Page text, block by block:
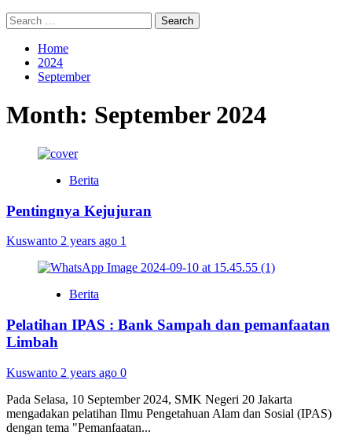
Search
for:
Home
2024
September
Month: September 2024
Berita
Pentingnya Kejujuran
Kuswanto 2 years ago 1
Berita
Pelatihan IPAS : Bank Sampah dan pemanfaatan
Limbah
Kuswanto 2 years ago 0
Pada Selasa, 10 September 2024, SMK Negeri 20 Jakarta
mengadakan pelatihan Ilmu Pengetahuan Alam dan Sosial (IPAS)
dengan tema "Pemanfaatan...